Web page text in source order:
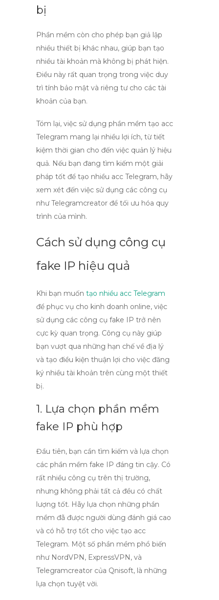
bị
Phần mềm còn cho phép bạn giả lập
nhiều thiết bị khác nhau, giúp bạn tạo
nhiều tài khoản mà không bị phát hiện.
Điều này rất quan trọng trong việc duy
trì tính bảo mật và riêng tư cho các tài
khoản của bạn.
Tóm lại, việc sử dụng phần mềm tạo acc
Telegram mang lại nhiều lợi ích, từ tiết
kiệm thời gian cho đến việc quản lý hiệu
quả. Nếu bạn đang tìm kiếm một giải
pháp tốt để tạo nhiều acc Telegram, hãy
xem xét đến việc sử dụng các công cụ
nhưTelegramcreator để tối ưu hóa quy
trình của mình.
Cách sử dụng công cụ
fake IP hiệu quả
Khi bạn muốn tạo nhiều acc Telegram
để phục vụ cho kinh doanh online, việc
sử dụng các công cụ fake IP trở nên
cực kỳ quan trọng. Công cụ này giúp
bạn vượt qua những hạn chế về địa lý
và tạo điều kiện thuận lợi cho việc đăng
ký nhiều tài khoản trên cùng một thiết
bị.
1. Lựa chọn phần mềm
fake IP phù hợp
Đầu tiên, bạn cần tìm kiếm và lựa chọn
các phần mềm fake IP đáng tin cậy. Có
rất nhiều công cụ trên thị trường,
nhưng không phải tất cả đều có chất
lượng tốt. Hãy lựa chọn những phần
mềm đã được người dùng đánh giá cao
và có hỗ trợ tốt cho việc tạo acc
Telegram. Một số phần mềm phổ biến
như NordVPN, ExpressVPN, và
Telegramcreator của Qnisoft, là những
lựa chọn tuyệt vời.